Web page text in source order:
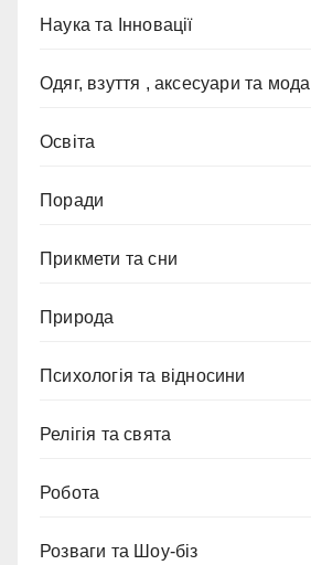
Наука та Інновації
Одяг, взуття , аксесуари та мода
Освіта
Поради
Прикмети та сни
Природа
Психологія та відносини
Релігія та свята
Робота
Розваги та Шоу-біз